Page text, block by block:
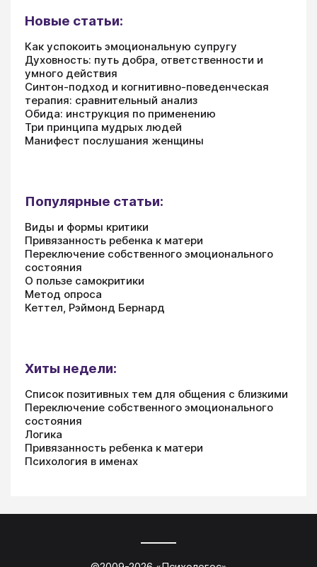
Новые статьи:
Как успокоить эмоциональную супругу
Духовность: путь добра, ответственности и
умного действия
Синтон-подход и когнитивно-поведенческая
терапия: сравнительный анализ
Обида: инструкция по применению
Три принципа мудрых людей
Манифест послушания женщины
Популярные статьи:
Виды и формы критики
Привязанность ребенка к матери
Переключение собственного эмоционального
состояния
О пользе самокритики
Метод опроса
Кеттел, Рэймонд Бернард
Хиты недели:
Список позитивных тем для общения с близкими
Переключение собственного эмоционального
состояния
Логика
Привязанность ребенка к матери
Психология в именах